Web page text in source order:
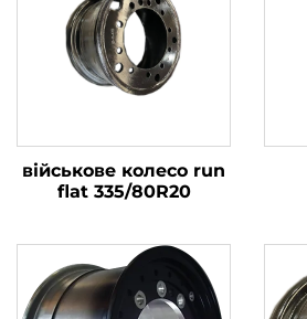
військове колесо run
flat 335/80R20